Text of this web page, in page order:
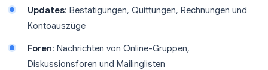
Updates: Bestätigungen, Quittungen, Rechnungen und
Kontoauszüge
Foren: Nachrichten von Online-Gruppen,
Diskussionsforen und Mailinglisten